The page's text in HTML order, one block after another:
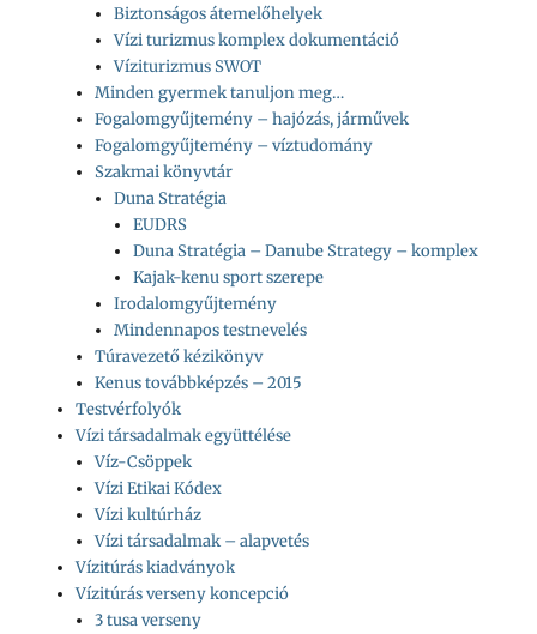
Biztonságos átemelőhelyek
Vízi turizmus komplex dokumentáció
Víziturizmus SWOT
Minden gyermek tanuljon meg…
Fogalomgyűjtemény – hajózás, járművek
Fogalomgyűjtemény – víztudomány
Szakmai könyvtár
Duna Stratégia
EUDRS
Duna Stratégia – Danube Strategy – komplex
Kajak-kenu sport szerepe
Irodalomgyűjtemény
Mindennapos testnevelés
Túravezető kézikönyv
Kenus továbbképzés – 2015
Testvérfolyók
Vízi társadalmak együttélése
Víz-Csöppek
Vízi Etikai Kódex
Vízi kultúrház
Vízi társadalmak – alapvetés
Vízitúrás kiadványok
Vízitúrás verseny koncepció
3 tusa verseny